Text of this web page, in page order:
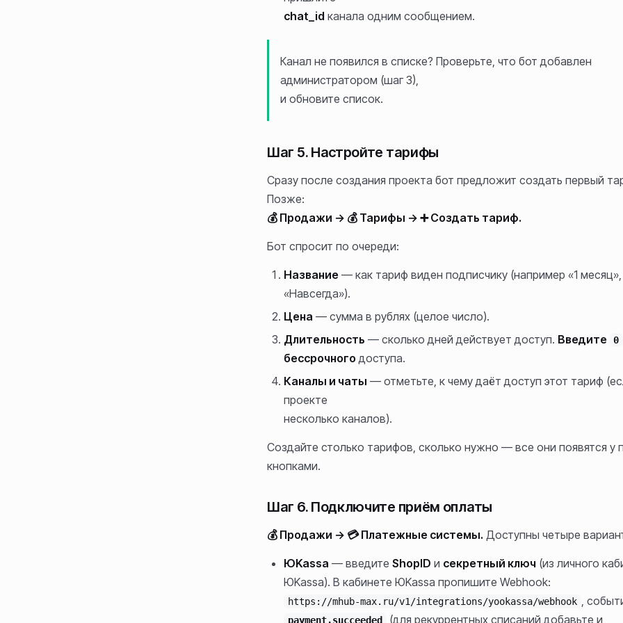
chat_id канала одним сообщением.
Канал не появился в списке? Проверьте, что бот добавлен
администратором (шаг 3),
и обновите список.
Шаг 5. Настройте тарифы
Сразу после создания проекта бот предложит создать первый
Позже:
💰 Продажи → 💰 Тарифы → ➕ Создать тариф.
Бот спросит по очереди:
Название — как тариф виден подписчику (например «1 месяц»,
«Навсегда»).
Цена — сумма в рублях (целое число).
Длительность — сколько дней действует доступ. Введите 0
бессрочного доступа.
Каналы и чаты — отметьте, к чему даёт доступ этот тариф
проекте
несколько каналов).
Создайте столько тарифов, сколько нужно — все они появятся у
кнопками.
Шаг 6. Подключите приём оплаты
💰 Продажи → 💳 Платежные системы. Доступны четыре
ЮKassa — введите ShopID и секретный ключ (из личного
ЮKassa). В кабинете ЮKassa пропишите Webhook:
https://mhub-max.ru/v1/integrations/yookassa/webhook ,
payment.succeeded (для рекуррентных списаний добавьте и